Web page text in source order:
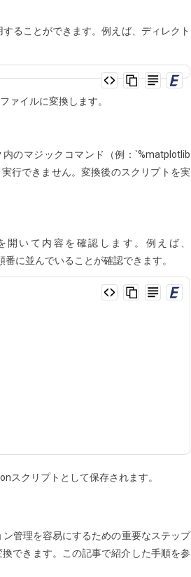
ることができます。例えば、ディレクト
ァイルに変換します。
のマジックコマンド（例：`%matplotlib
行できません。変換後のスクリプトを実
いて内容を確認します。例えば、
に並んでいることが確認できます。
スクリプトとして保存されます。
管理を容易にするための重要なステップ
できます。この記事で紹介した手順を参